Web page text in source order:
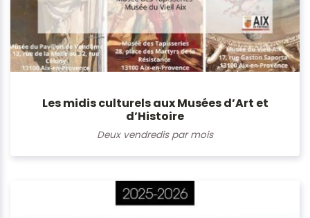
Les midis culturels aux Musées d’Art et
d’Histoire
Deux vendredis par mois